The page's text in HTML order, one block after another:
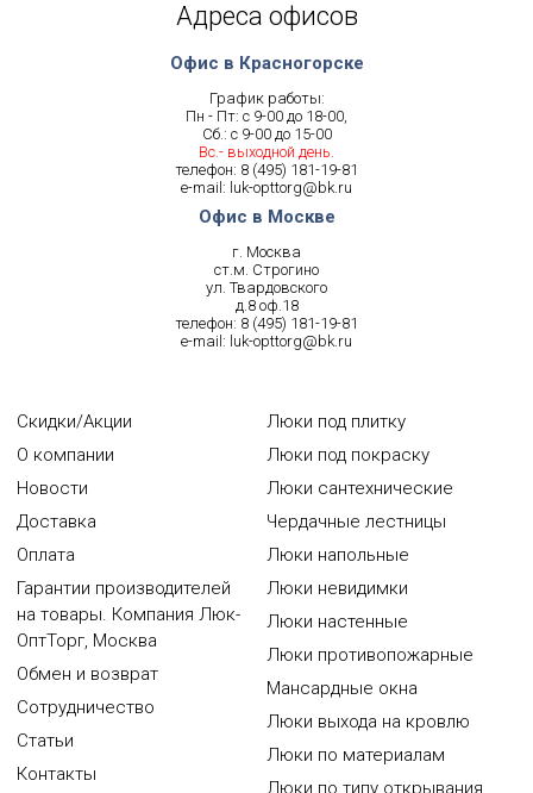
Адреса офисов
Офис в Красногорске
График работы:
Пн - Пт: с 9-00 до 18-00,
Сб.: с 9-00 до 15-00
Вс.- выходной день.
телефон: 8 (495) 181-19-81
e-mail: luk-opttorg@bk.ru
Офис в Москве
г. Москва
ст.м. Строгино
ул. Твардовского
д.8 оф.18
телефон: 8 (495) 181-19-81
e-mail: luk-opttorg@bk.ru
Скидки/Акции
О компании
Новости
Доставка
Оплата
Гарантии производителей
на товары. Компания Люк-
ОптТорг, Москва
Обмен и возврат
Сотрудничество
Статьи
Контакты
Люки под плитку
Люки под покраску
Люки сантехнические
Чердачные лестницы
Люки напольные
Люки невидимки
Люки настенные
Люки противопожарные
Мансардные окна
Люки выхода на кровлю
Люки по материалам
Люки по типу открывания